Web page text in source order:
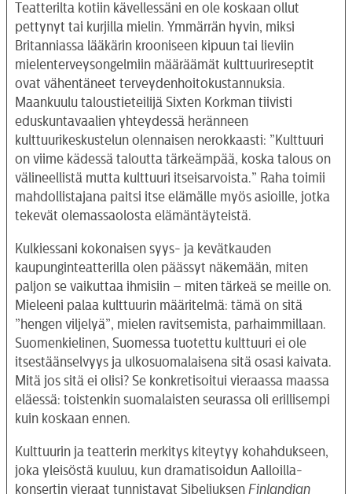
Teatterilta kotiin kävellessäni en ole koskaan ollut
pettynyt tai kurjilla mielin. Ymmärrän hyvin, miksi
Britanniassa lääkärin krooniseen kipuun tai lieviin
mielenterveysongelmiin määräämät kulttuurireseptit
ovat vähentäneet terveydenhoitokustannuksia.
Maankuulu taloustieteilijä Sixten Korkman tiivisti
eduskuntavaalien yhteydessä heränneen
kulttuurikeskustelun olennaisen nerokkaasti: ”Kulttuuri
on viime kädessä taloutta tärkeämpää, koska talous on
välineellistä mutta kulttuuri itseisarvoista.” Raha toimii
mahdollistajana paitsi itse elämälle myös asioille, jotka
tekevät olemassaolosta elämäntäyteistä.
Kulkiessani kokonaisen syys- ja kevätkauden
kaupunginteatterilla olen päässyt näkemään, miten
paljon se vaikuttaa ihmisiin – miten tärkeä se meille on.
Mieleeni palaa kulttuurin määritelmä: tämä on sitä
”hengen viljelyä”, mielen ravitsemista, parhaimmillaan.
Suomenkielinen, Suomessa tuotettu kulttuuri ei ole
itsestäänselvyys ja ulkosuomalaisena sitä osasi kaivata.
Mitä jos sitä ei olisi? Se konkretisoitui vieraassa maassa
eläessä: toistenkin suomalaisten seurassa oli erillisempi
kuin koskaan ennen.
Kulttuurin ja teatterin merkitys kiteytyy kohahdukseen,
joka yleisöstä kuuluu, kun dramatisoidun Aalloilla-
konsertin vieraat tunnistavat Sibeliuksen Finlandian